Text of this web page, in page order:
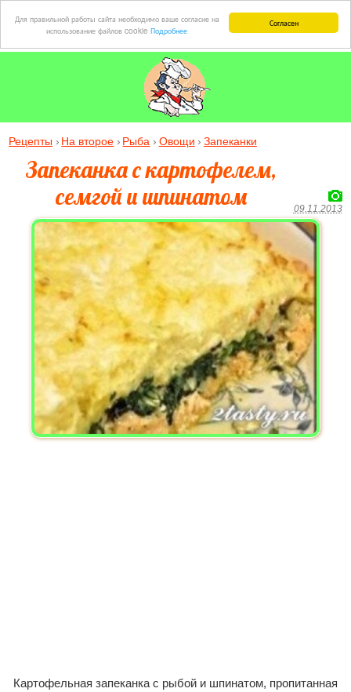
Согласен
Для правильной работы сайта необходимо ваше согласие на
использование файлов cookie Подробнее
Рецепты На второе Рыба Овощи Запеканки
Запеканка с картофелем,
семгой и шпинатом
09.11.2013
Картофельная запеканка с рыбой и шпинатом, пропитанная